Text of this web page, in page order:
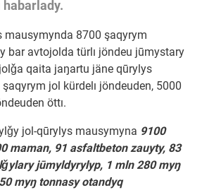
habarlady.
mausymynda 8700 şaqyrym
bar avtojolda türlı jöndeu jūmystary
qaita jaŋartu jäne qūrylys
jol kürdelı jöndeuden, 5000
öttı.
jol-qūrylys mausymyna 9100
maman, 91 asfaltbeton zauyty, 83
jūmyldyrylyp, 1 mln 280 myŋ
myŋ tonnasy otandyq